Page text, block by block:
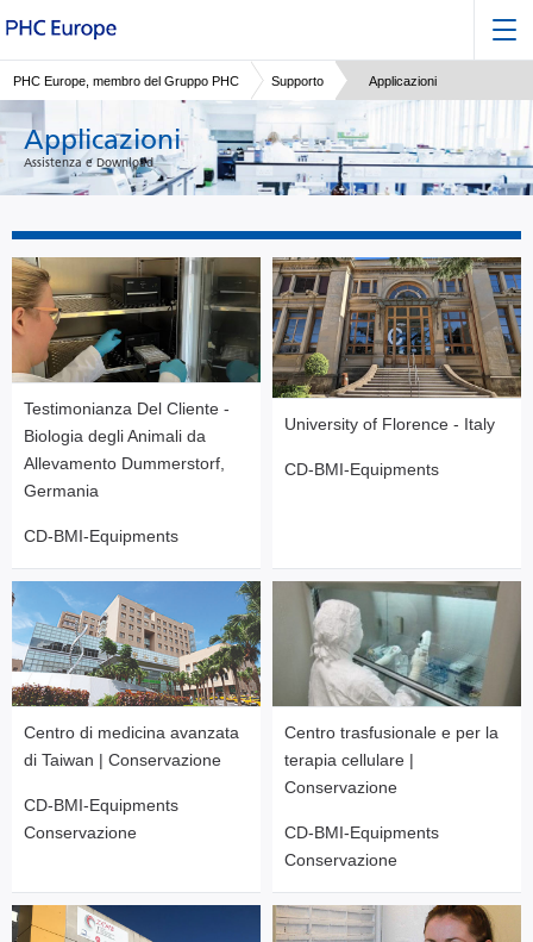
PHC Europe, membro del Gruppo PHC Supporto Applicazioni
Applicazioni
Assistenza e Download
Testimonianza Del Cliente -
Biologia degli Animali da
Allevamento Dummerstorf,
Germania
CD-BMI-Equipments
University of Florence - Italy
CD-BMI-Equipments
Centro di medicina avanzata
di Taiwan | Conservazione
CD-BMI-Equipments
Conservazione
Centro trasfusionale e per la
terapia cellulare |
Conservazione
CD-BMI-Equipments
Conservazione